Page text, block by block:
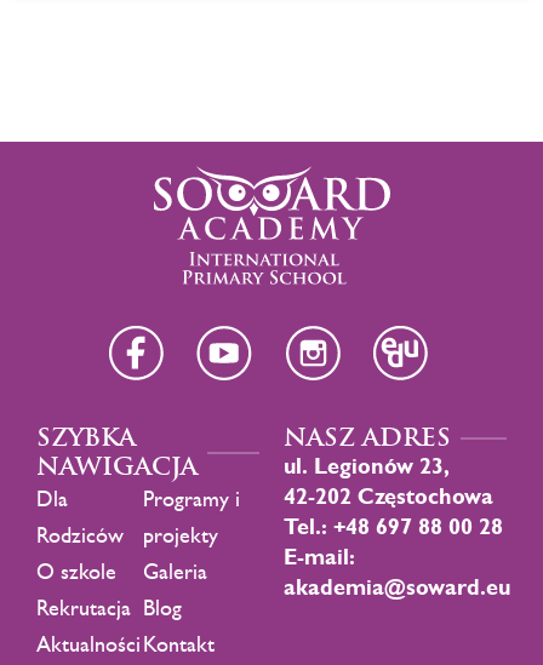
SZYBKA
NAWIGACJA
Dla
Rodziców
O szkole
Rekrutacja
Aktualności
Programy i
projekty
Galeria
Blog
Kontakt
NASZ ADRES
ul. Legionów 23,
42-202 Częstochowa
Tel.: +48 697 88 00 28
E-mail:
akademia@soward.eu